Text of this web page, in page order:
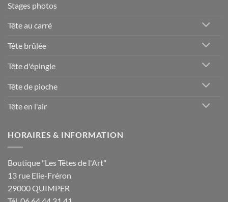
Stages photos
Tête au carré
Tête brûlée
Tête d'épingle
Tête de pioche
Tête en l'air
HORAIRES & INFORMATION
Boutique "Les Têtes de l'Art"
13 rue Elie-Fréron
29000 QUIMPER